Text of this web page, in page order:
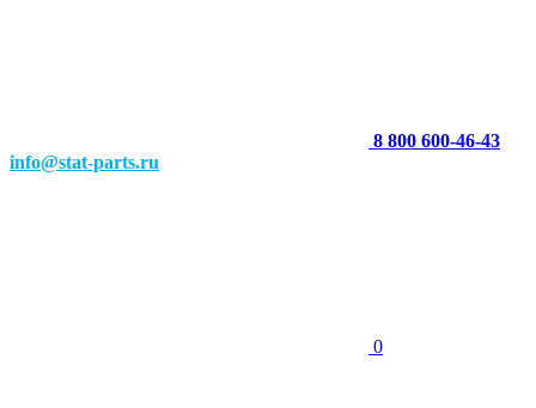
8 800 600-46-43
info@stat-parts.ru
0